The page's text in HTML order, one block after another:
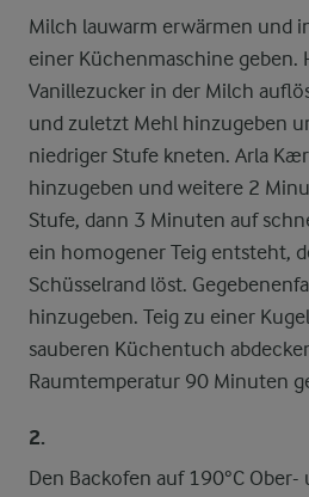
Milch lauwarm erwärmen und
einer Küchenmaschine geben.
Vanillezucker in der Milch
und zuletzt Mehl hinzugeben
niedriger Stufe kneten. Arla
hinzugeben und weitere 2
Stufe, dann 3 Minuten auf
ein homogener Teig entsteht,
Schüsselrand löst.
hinzugeben. Teig zu einer
sauberen Küchentuch
Raumtemperatur 90 Minuten
2.
Den Backofen auf 190°C